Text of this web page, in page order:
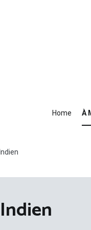
Home
À
Indien
Indien